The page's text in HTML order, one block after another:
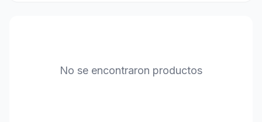
No se encontraron productos